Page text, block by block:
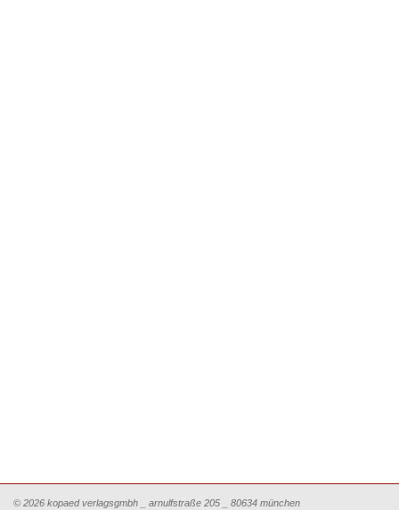
© 2026 kopaed verlagsgmbh _ arnulfstraße 205 _ 80634 münchen